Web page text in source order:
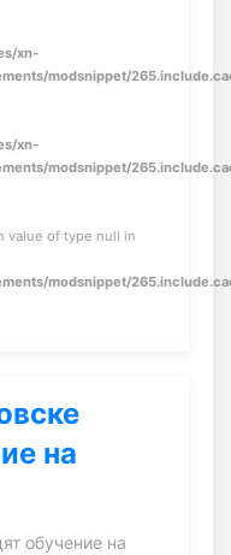
xn-
modsnippet/
xn-
modsnippet/
value of type null in
modsnippet/
на
обучение на